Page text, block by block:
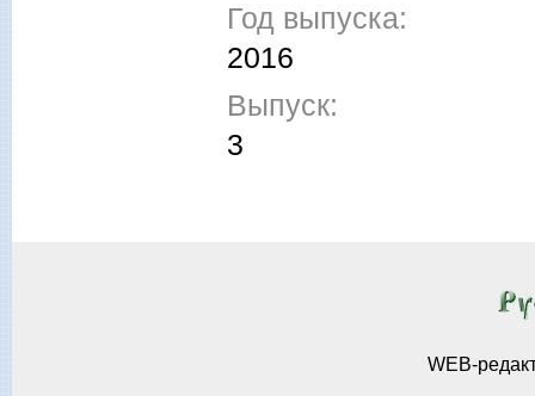
Год выпуска:
2016
Выпуск:
3
WEB-